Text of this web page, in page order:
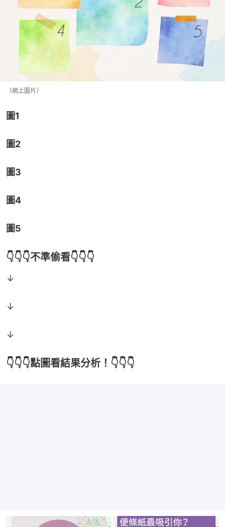
（網上圖片）
圖1
圖2
圖3
圖4
圖5
👇👇👇不準偷看👇👇👇
↓
↓
↓
👇👇👇點圖看結果分析！👇👇👇